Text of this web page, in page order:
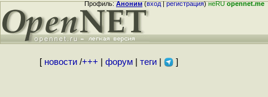
Профиль:Аноним(вход|регистрация)неRUopennet.me
[ новости/+++ форум| теги| ]